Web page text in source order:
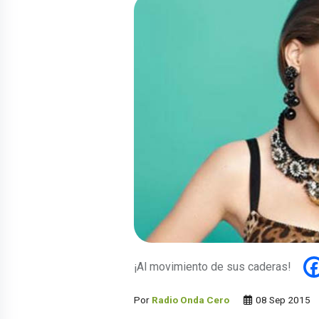
¡Al movimiento de sus caderas!
Por Radio Onda Cero 08 Sep 2015